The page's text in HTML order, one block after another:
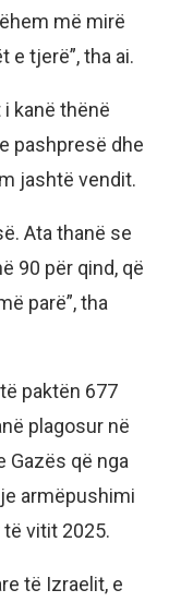
më mirë
tjerë”, tha ai.
kanë thënë
pashpresë dhe
jashtë vendit.
Ata thanë se
90 për qind, që
parë”, tha
paktën 677
plagosur në
Gazës që nga
armëpushimi
vitit 2025.
të Izraelit, e